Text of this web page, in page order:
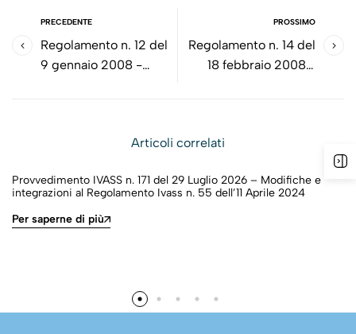
PRECEDENTE
Regolamento n. 12 del
9 gennaio 2008 -
ramo assistenza
PROSSIMO
Regolamento n. 14 del
18 febbraio 2008 -
Articoli correlati
Provvedimento IVASS n. 171 del 29 Luglio 2026 – Modifiche e
integrazioni al Regolamento Ivass n. 55 dell’11 Aprile 2024
Per saperne di più